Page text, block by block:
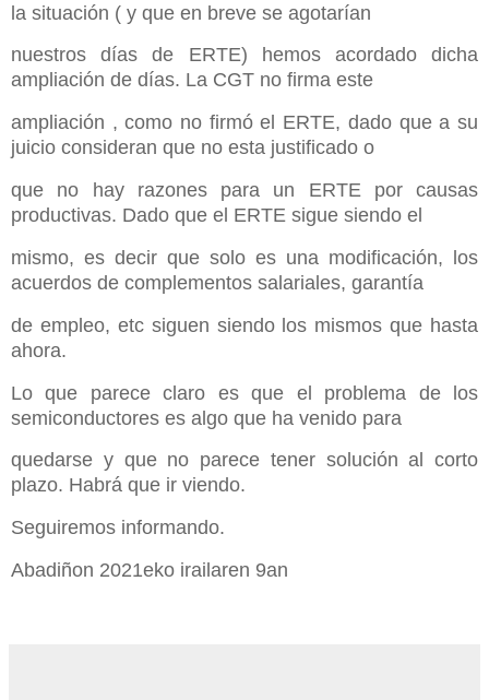
la situación ( y que en breve se agotarían
nuestros días de ERTE) hemos acordado dicha
ampliación de días. La CGT no firma este
ampliación , como no firmó el ERTE, dado que a su
juicio consideran que no esta justificado o
que no hay razones para un ERTE por causas
productivas. Dado que el ERTE sigue siendo el
mismo, es decir que solo es una modificación, los
acuerdos de complementos salariales, garantía
de empleo, etc siguen siendo los mismos que hasta
ahora.
Lo que parece claro es que el problema de los
semiconductores es algo que ha venido para
quedarse y que no parece tener solución al corto
plazo. Habrá que ir viendo.
Seguiremos informando.
Abadiñon 2021eko irailaren 9an